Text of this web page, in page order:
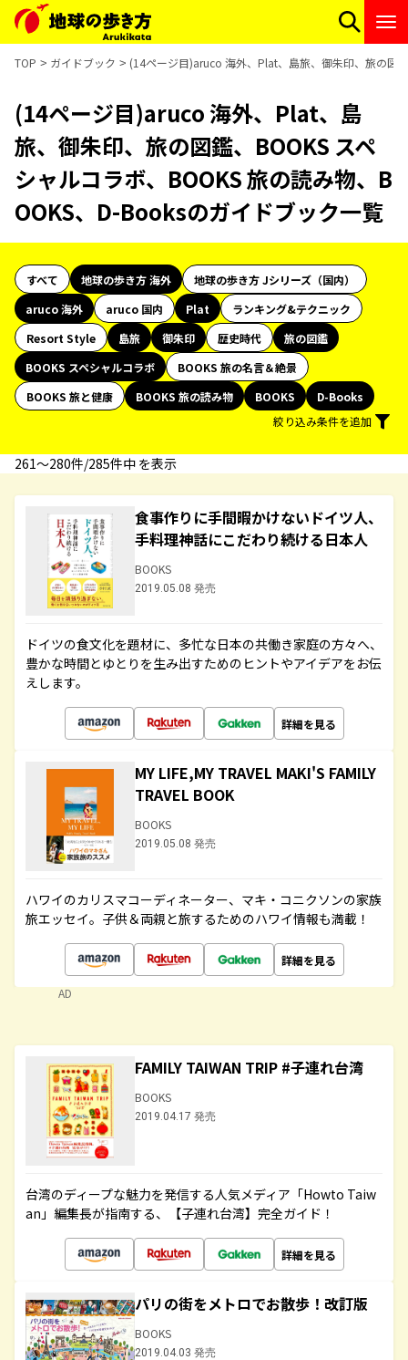
TOP ガイドブック (14ページ目)aruco 海外、Plat、島旅、御朱印、旅の図
(14ページ目)aruco 海外、Plat、島
旅、御朱印、旅の図鑑、BOOKS スペ
シャルコラボ、BOOKS 旅の読み物、B
OOKS、D-Booksのガイドブック一覧
すべて 地球の歩き方 海外
地球の歩き方 Jシリーズ（国内）
aruco 海外
aruco 国内 Plat
ランキング&テクニック
Resort Style
島旅 御朱印 歴史時代
旅の図鑑
BOOKS スペシャルコラボ
BOOKS 旅の名言＆絶景
BOOKS 旅と健康
BOOKS 旅の読み物 BOOKS
D-Books
絞り込み条件を追加
261〜280件/285件中 を表示
食事作りに手間暇かけないドイツ人、
手料理神話にこだわり続ける日本人
BOOKS
2019.05.08 発売
ドイツの食文化を題材に、多忙な日本の共働き家庭の方々へ、
豊かな時間とゆとりを生み出すためのヒントやアイデアをお伝
えします。
詳細を見る
MY LIFE,MY TRAVEL MAKI'S FAMILY
TRAVEL BOOK
BOOKS
2019.05.08 発売
ハワイのカリスマコーディネーター、マキ・コニクソンの家族
旅エッセイ。子供＆両親と旅するためのハワイ情報も満載！
詳細を見る
AD
FAMILY TAIWAN TRIP #子連れ台湾
BOOKS
2019.04.17 発売
台湾のディープな魅力を発信する人気メディア「Howto Taiw
an」編集長が指南する、【子連れ台湾】完全ガイド！
詳細を見る
パリの街をメトロでお散歩！改訂版
BOOKS
2019.04.03 発売